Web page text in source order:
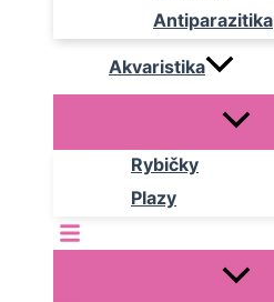
Antiparazitika
Akvaristika
Rybičky
Plazy